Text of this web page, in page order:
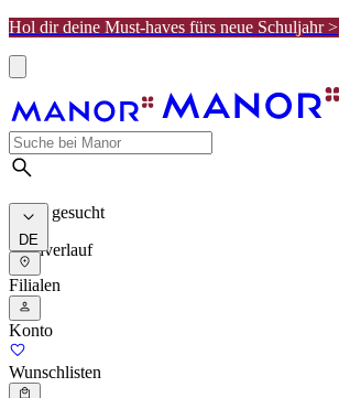
Hol dir deine Must-haves fürs neue Schuljahr >
Meist gesucht
Suchverlauf
DE
Filialen
Konto
Wunschlisten